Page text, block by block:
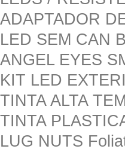
ADAPTADOR
LED SEM CAN
ANGEL EYES
KIT LED
TINTA ALTA
TINTA
LUG NUTS